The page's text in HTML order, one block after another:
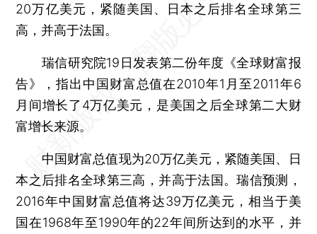
20万亿美元，紧随美国、日本之后排名全球第三
高，并高于法国。
瑞信研究院19日发表第二份年度《全球财富报
告》，指出中国财富总值在2010年1月至2011年6
月间增长了4万亿美元，是美国之后全球第二大财
富增长来源。
中国财富总值现为20万亿美元，紧随美国、日
本之后排名全球第三高，并高于法国。瑞信预测，
2016年中国财富总值将达39万亿美元，相当于美
国在1968年至1990年的22年间所达到的水平，并